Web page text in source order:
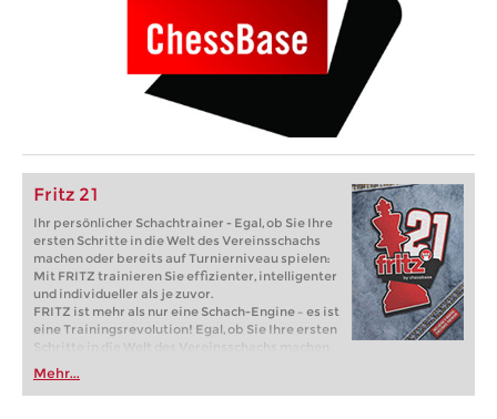
Fritz 21
Ihr persönlicher Schachtrainer - Egal, ob Sie Ihre
ersten Schritte in die Welt des Vereinsschachs
machen oder bereits auf Turnierniveau spielen:
Mit FRITZ trainieren Sie effizienter, intelligenter
und individueller als je zuvor.
FRITZ ist mehr als nur eine Schach-Engine – es ist
eine Trainingsrevolution! Egal, ob Sie Ihre ersten
Schritte in die Welt des Vereinsschachs machen
oder bereits auf Turnierniveau spielen: Mit
FRITZ trainieren Sie effizienter, intelligenter und
individueller als je zuvor.
Mehr...